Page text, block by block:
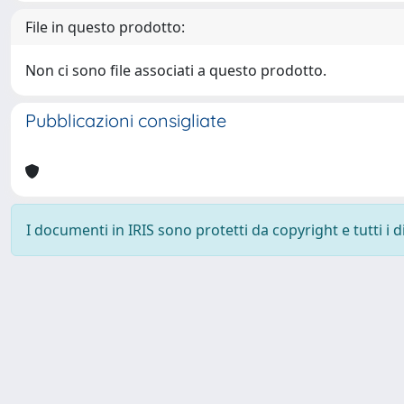
File in questo prodotto:
Non ci sono file associati a questo prodotto.
Pubblicazioni consigliate
I documenti in IRIS sono protetti da copyright e tutti i